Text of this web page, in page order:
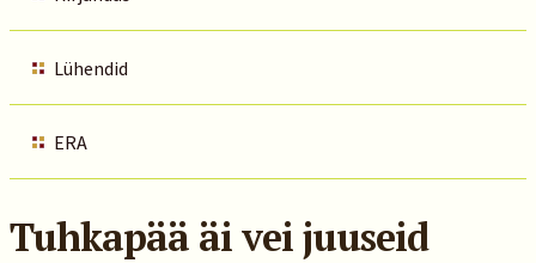
Lühendid
ERA
Tuhkapää äi vei juuseid